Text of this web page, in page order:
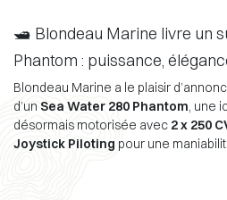
🛥️ Blondeau Marine livre un
Phantom : puissance,
Blondeau Marine a le plaisir
d’un Sea Water 280 Phantom, une
désormais motorisée avec 2 x 250
Joystick Piloting pour une